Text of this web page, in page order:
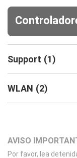
Support (1)
WLAN (2)
AVISO
Por favor, lea